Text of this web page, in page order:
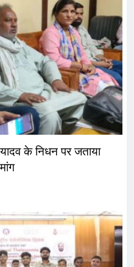
के निधन पर जताया